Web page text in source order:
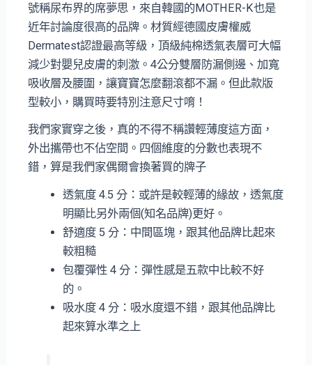
號稱尿布界的席夢思，來自韓國的MOTHER-K也是
近年討論度很高的品牌。材質經德國皮膚權威
Dermatest認證最高等級，頂級純棉透氣表層可大幅
減少對嬰兒皮膚的刺激。4公分雙層防漏側邊、加寬
吸收層及腰圍，讓寶寶怎麼翻滾都不漏。但此款版
型較小，購買時要特別注意尺寸唷！
我們家實穿之後，真的不得不稱讚輕薄度這方面，
外出攜帶也不佔空間。四個維度的分數也表現不
錯，算是我們家偶爾會換著買的牌子
透氣度 4.5 分：或許是較輕薄的緣故，透氣度
明顯比另外兩個(知名品牌)更好。
舒適度 5 分：中間區塊，跟其他品牌比起來
較粗糙
包覆彈性 4 分：彈性感是五款中比較不好
的。
吸水度 4 分：吸水度還不錯，跟其他品牌比
起來算水準之上